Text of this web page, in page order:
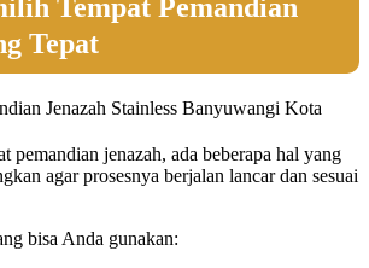
Tempat Pemandian
Tepat
pemandian jenazah, ada beberapa hal yang
agar prosesnya berjalan lancar dan sesuai
bisa Anda gunakan: